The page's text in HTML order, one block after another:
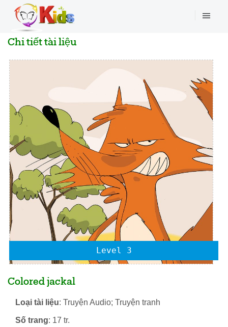
Chi tiết tài liệu
Level 3
Colored jackal
Loại tài liệu: Truyện Audio; Truyện tranh
Số trang: 17 tr.